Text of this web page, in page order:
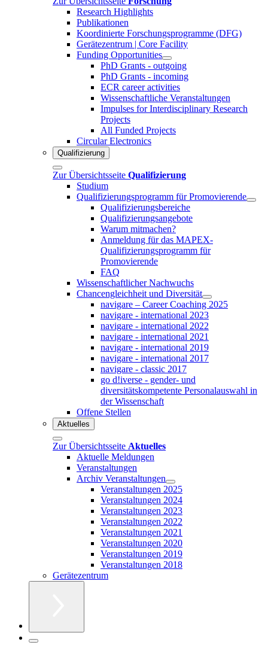
Research Highlights
Publikationen
Koordinierte Forschungsprogramme (DFG)
Gerätezentrum | Core Facility
Funding Opportunities
PhD Grants - outgoing
PhD Grants - incoming
ECR career activities
Wissenschaftliche Veranstaltungen
Impulses for Interdisciplinary Research
Projects
All Funded Projects
Circular Electronics
Qualifizierung
Zur Übersichtsseite Qualifizierung
Studium
Qualifizierungsprogramm für Promovierende
Qualifizierungsbereiche
Qualifizierungsangebote
Warum mitmachen?
Anmeldung für das MAPEX-
Qualifizierungsprogramm für
Promovierende
FAQ
Wissenschaftlicher Nachwuchs
Chancengleichheit und Diversität
navigare – Career Coaching 2025
navigare - international 2023
navigare - international 2022
navigare - international 2021
navigare - international 2019
navigare - international 2017
navigare - classic 2017
go d!iverse - gender- und
diversitätskompetente Personalauswahl in
der Wissenschaft
Offene Stellen
Aktuelles
Zur Übersichtsseite Aktuelles
Aktuelle Meldungen
Veranstaltungen
Archiv Veranstaltungen
Veranstaltungen 2025
Veranstaltungen 2024
Veranstaltungen 2023
Veranstaltungen 2022
Veranstaltungen 2021
Veranstaltungen 2020
Veranstaltungen 2019
Veranstaltungen 2018
Gerätezentrum